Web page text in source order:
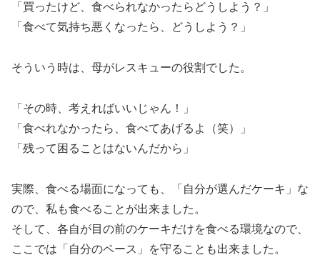
「買ったけど、食べられなかったらどうしよう？」
「食べて気持ち悪くなったら、どうしよう？」
そういう時は、母がレスキューの役割でした。
「その時、考えればいいじゃん！」
「食べれなかったら、食べてあげるよ（笑）」
「残って困ることはないんだから」
実際、食べる場面になっても、「自分が選んだケーキ」な
ので、私も食べることが出来ました。
そして、各自が目の前のケーキだけを食べる環境なので、
ここでは「自分のペース」を守ることも出来ました。